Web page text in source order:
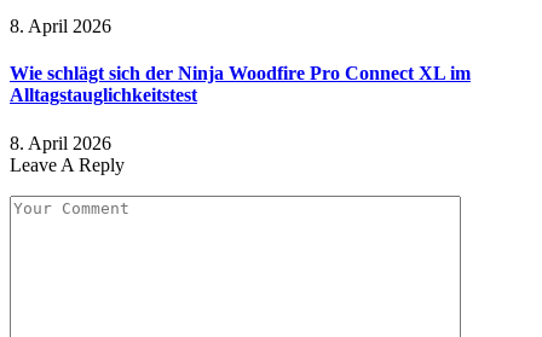
8. April 2026
Wie schlägt sich der Ninja Woodfire Pro Connect XL im
Alltagstauglichkeitstest
8. April 2026
Leave A Reply